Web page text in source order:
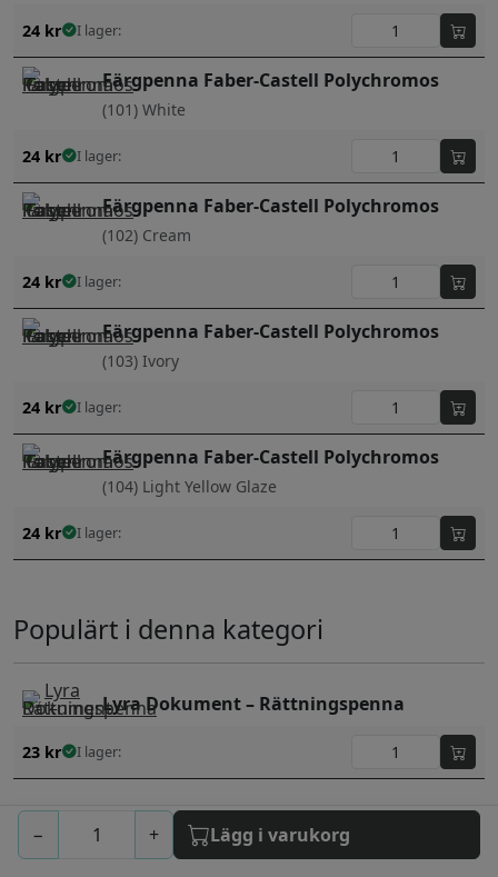
− + Lägg i varukorg
24 kr I lager:
Färgpenna Faber-Castell Polychromos
(101) White
24 kr I lager:
Färgpenna Faber-Castell Polychromos
(102) Cream
24 kr I lager:
Färgpenna Faber-Castell Polychromos
(103) Ivory
24 kr I lager:
Färgpenna Faber-Castell Polychromos
(104) Light Yellow Glaze
24 kr I lager:
Populärt i denna kategori
Lyra Dokument – Rättningspenna
23 kr I lager:
Färgpennor Faber-Castell Polychromos